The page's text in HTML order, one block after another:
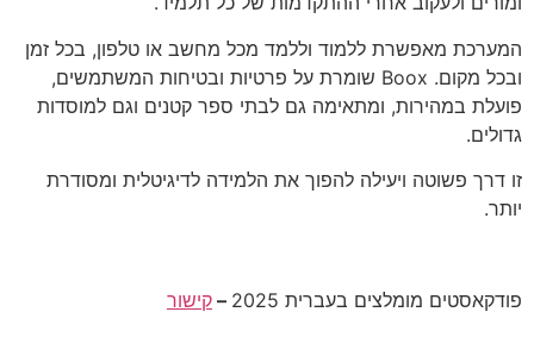
המערכת מאפשרת ללמוד וללמד מכל מחשב או טלפון, בכל זמן
ובכל מקום. Boox שומרת על פרטיות ובטיחות המשתמשים,
פועלת במהירות, ומתאימה גם לבתי ספר קטנים וגם למוסדות
גדולים.
זו דרך פשוטה ויעילה להפוך את הלמידה לדיגיטלית ומסודרת
יותר.
פודקאסטים מומלצים בעברית 2025 – קישור